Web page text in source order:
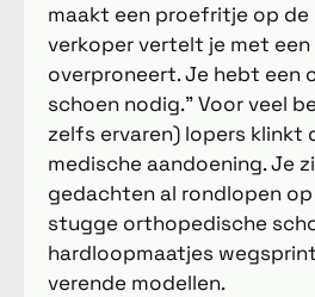
maakt een proefritje op de
verkoper vertelt je met
overproneert. Je hebt een
schoen nodig." Voor veel
zelfs ervaren) lopers klinkt
medische aandoening. Je
gedachten al rondlopen
stugge orthopedische
hardloopmaatjes
verende modellen.